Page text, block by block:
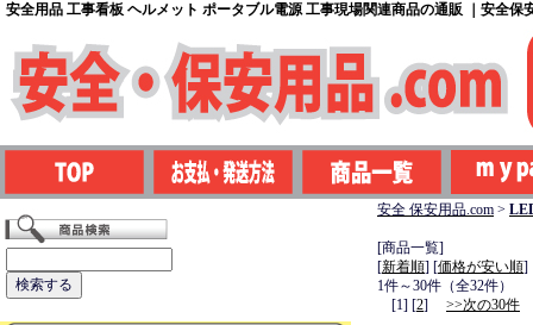
安全用品 工事看板 ヘルメット ポータブル電源 工事現場関連商品の通販 ｜安全保
安全 保安用品.com >
[商品一覧]
[新着順] [価格が安い順]
1件～30件（全32件）
[1] [2] >>次の30件